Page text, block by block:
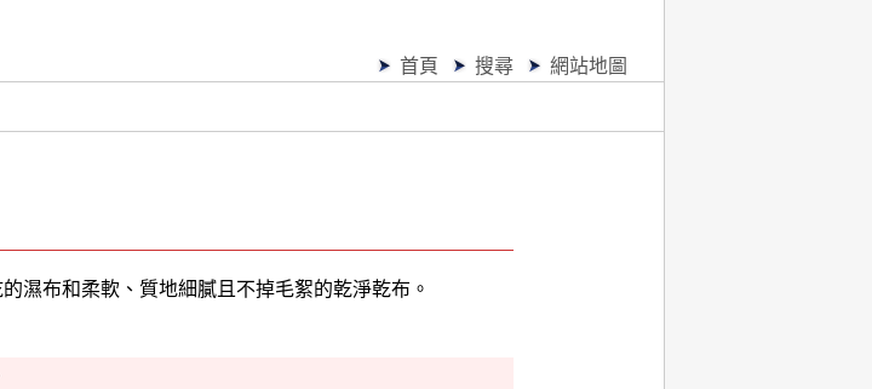
首頁 搜尋
網站地圖
濕布和柔軟、質地細膩且不掉毛絮的乾淨乾布。